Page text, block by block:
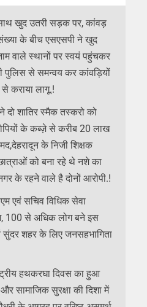
खुद उतरी सड़क पर, कांवड़
के बीच एसएसपी ने खुद
वाले स्थानों पर स्वयं पहुंचकर
पुलिस से समन्वय कर कांवड़ियों
कराया लागू.!
दो शातिर स्मैक तस्करो को
के कब्ज़े से करीब 20 लाख
के निजी शिक्षक
को बना रहे थे नशे का
के रहने वाले है दोनों आरोपी.!
एवं सचिव विधिक सेवा
100 से अधिक लोग बने इस
सुंदर शहर के लिए जनसहभागिता
हथकरघा दिवस का हुआ
सामाजिक सुरक्षा की दिशा में